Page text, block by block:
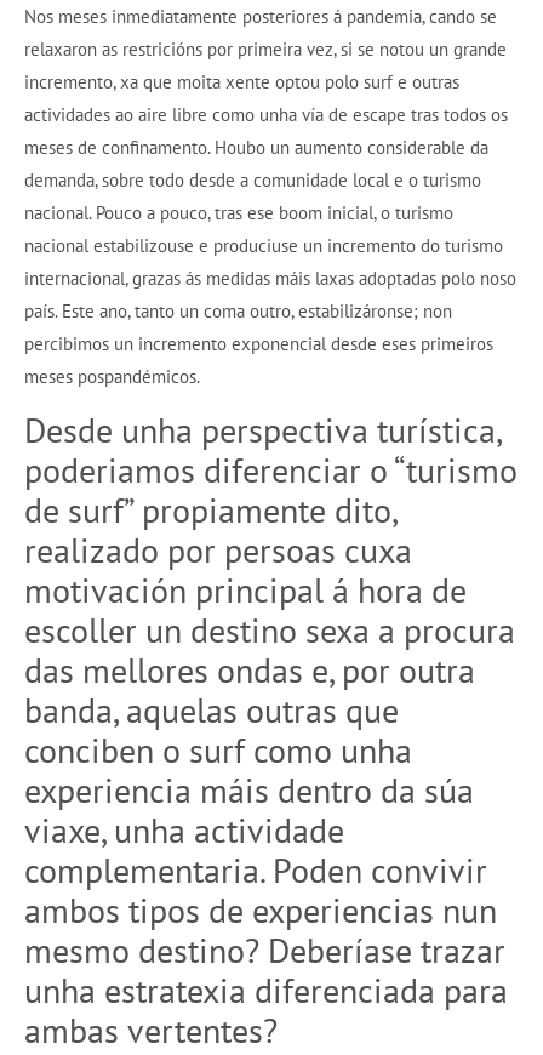
Nos meses inmediatamente posteriores á pandemia, cando se
relaxaron as restricións por primeira vez, si se notou un grande
incremento, xa que moita xente optou polo surf e outras
actividades ao aire libre como unha vía de escape tras todos os
meses de confinamento. Houbo un aumento considerable da
demanda, sobre todo desde a comunidade local e o turismo
nacional. Pouco a pouco, tras ese boom inicial, o turismo
nacional estabilizouse e produciuse un incremento do turismo
internacional, grazas ás medidas máis laxas adoptadas polo noso
país. Este ano, tanto un coma outro, estabilizáronse; non
percibimos un incremento exponencial desde eses primeiros
meses pospandémicos.
Desde unha perspectiva turística,
poderiamos diferenciar o “turismo
de surf” propiamente dito,
realizado por persoas cuxa
motivación principal á hora de
escoller un destino sexa a procura
das mellores ondas e, por outra
banda, aquelas outras que
conciben o surf como unha
experiencia máis dentro da súa
viaxe, unha actividade
complementaria. Poden convivir
ambos tipos de experiencias nun
mesmo destino? Deberíase trazar
unha estratexia diferenciada para
ambas vertentes?